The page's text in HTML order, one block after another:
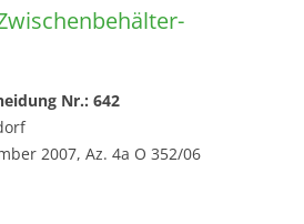
Nr.: 642
2007, Az. 4a O 352/06